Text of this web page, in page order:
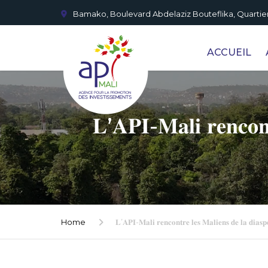
Bamako, Boulevard Abdelaziz Bouteflika,
ACCUEIL
𝐋’𝐀𝐏𝐈-𝐌𝐚𝐥𝐢
Home 𝐋’𝐀𝐏𝐈-𝐌𝐚𝐥𝐢 𝐫𝐞𝐧𝐜𝐨𝐧𝐭𝐫𝐞 𝐥𝐞𝐬 𝐌𝐚𝐥𝐢𝐞𝐧𝐬 𝐝𝐞 𝐥𝐚